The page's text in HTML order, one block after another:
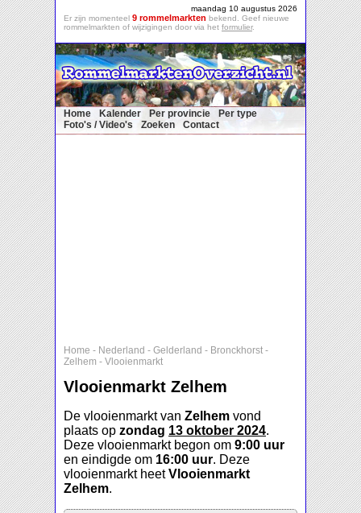
maandag 10 augustus 2026
Er zijn momenteel 9 rommelmarkten bekend. Geef nieuwe
rommelmarkten of wijzigingen door via het formulier.
Home Kalender Per provincie
Per type
Foto's / Video's
Zoeken Contact
Home - Nederland - Gelderland - Bronckhorst -
Zelhem - Vlooienmarkt
Vlooienmarkt Zelhem
De vlooienmarkt van Zelhem vond
plaats op zondag 13 oktober 2024.
Deze vlooienmarkt begon om 9:00 uur
en eindigde om 16:00 uur. Deze
vlooienmarkt heetVlooienmarkt
Zelhem.